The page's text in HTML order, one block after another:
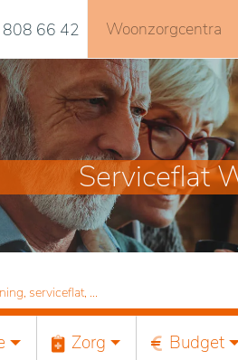
66 42 Woonzorgcentra
Serviceflat
serviceflat, ...
Zorg Budget